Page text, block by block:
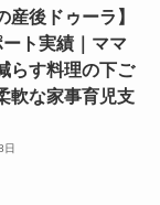
産後ドゥーラ】
ト実績｜ママ
らす料理の下ご
軟な家事育児支
日